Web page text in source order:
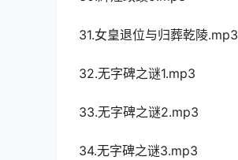
31.女皇退位与归葬乾陵.mp3
32.无字碑之谜1.mp3
33.无字碑之谜2.mp3
34.无字碑之谜3.mp3